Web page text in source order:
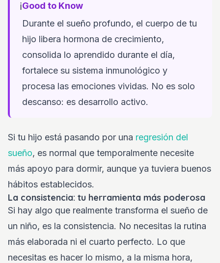
ℹ️Good to Know
Durante el sueño profundo, el cuerpo de tu
hijo libera hormona de crecimiento,
consolida lo aprendido durante el día,
fortalece su sistema inmunológico y
procesa las emociones vividas. No es solo
descanso: es desarrollo activo.
Si tu hijo está pasando por una regresión del
sueño, es normal que temporalmente necesite
más apoyo para dormir, aunque ya tuviera buenos
hábitos establecidos.
La consistencia: tu herramienta más poderosa
Si hay algo que realmente transforma el sueño de
un niño, es la consistencia. No necesitas la rutina
más elaborada ni el cuarto perfecto. Lo que
necesitas es hacer lo mismo, a la misma hora,